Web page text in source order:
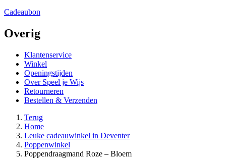
Cadeaubon
Overig
Klantenservice
Winkel
Openingstijden
Over Speel je Wijs
Retourneren
Bestellen & Verzenden
Terug
Home
Leuke cadeauwinkel in Deventer
Poppenwinkel
Poppendraagmand Roze – Bloem